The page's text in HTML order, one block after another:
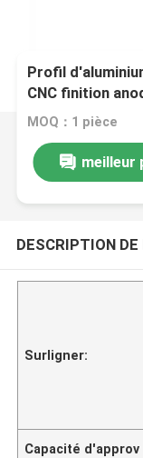
Profil
CNC finition
MOQ：1 pièce
meilleur
DESCRIPTION
Surligner:
Capacité d'approv